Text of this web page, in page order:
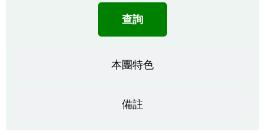
查詢
本團特色
備註